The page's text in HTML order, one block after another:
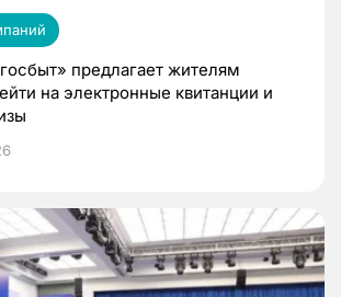
предлагает жителям
на электронные квитанции и